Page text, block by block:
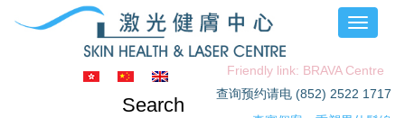
Toggle
Search
Friendly link: BRAVA Centre
查询预约请电 (852) 2522 1717